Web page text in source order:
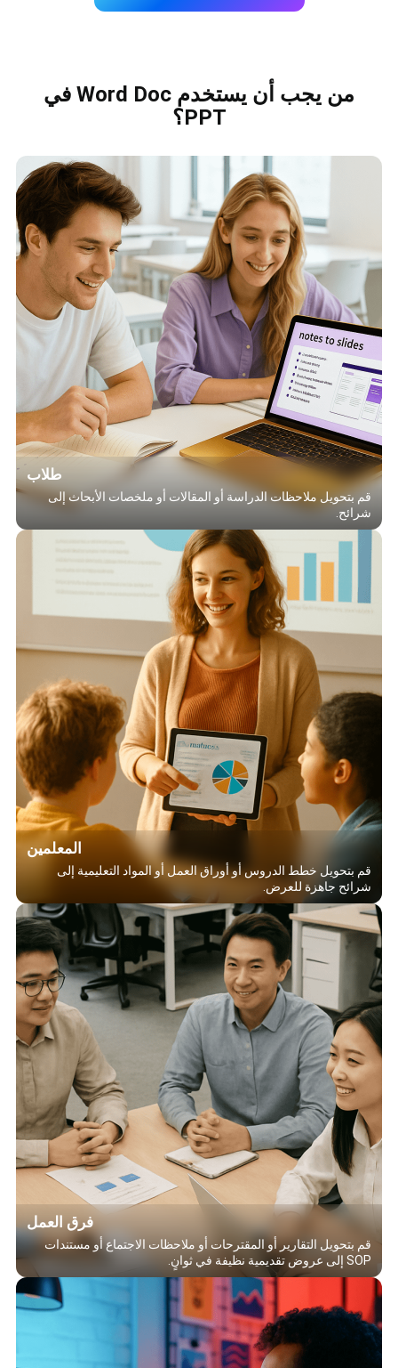
من يجب أن يستخدم Word Doc في
PPT؟
طلاب
قم بتحويل ملاحظات الدراسة أو المقالات أو ملخصات الأبحاث إلى
شرائح.
المعلمين
قم بتحويل خطط الدروس أو أوراق العمل أو المواد التعليمية إلى
شرائح جاهزة للعرض.
فرق العمل
قم بتحويل التقارير أو المقترحات أو ملاحظات الاجتماع أو مستندات
SOP إلى عروض تقديمية نظيفة في ثوانٍ.